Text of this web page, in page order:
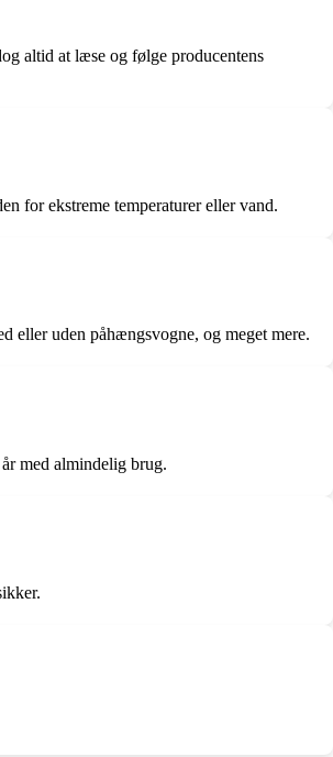
altid at læse og følge producentens
for ekstreme temperaturer eller vand.
eller uden påhængsvogne, og meget mere.
med almindelig brug.